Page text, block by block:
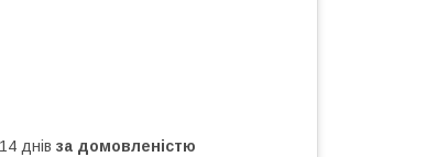
днів за домовленістю